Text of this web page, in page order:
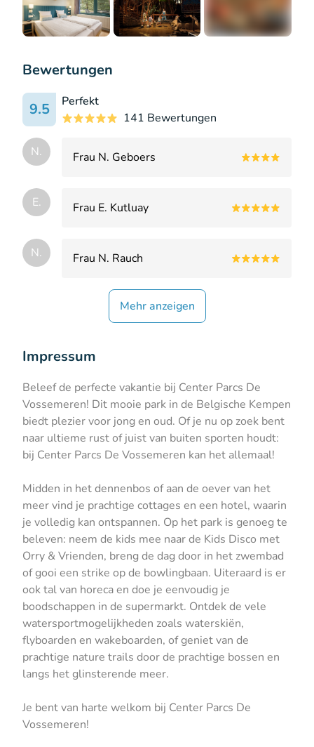
Bewertungen
9.5
Perfekt
141 Bewertungen
N. Frau N. Geboers
E. Frau E. Kutluay
N. Frau N. Rauch
Mehr anzeigen
Impressum
Beleef de perfecte vakantie bij Center Parcs De
Vossemeren! Dit mooie park in de Belgische Kempen
biedt plezier voor jong en oud. Of je nu op zoek bent
naar ultieme rust of juist van buiten sporten houdt:
bij Center Parcs De Vossemeren kan het allemaal!
Midden in het dennenbos of aan de oever van het
meer vind je prachtige cottages en een hotel, waarin
je volledig kan ontspannen. Op het park is genoeg te
beleven: neem de kids mee naar de Kids Disco met
Orry & Vrienden, breng de dag door in het zwembad
of gooi een strike op de bowlingbaan. Uiteraard is er
ook tal van horeca en doe je eenvoudig je
boodschappen in de supermarkt. Ontdek de vele
watersportmogelijkheden zoals waterskiën,
flyboarden en wakeboarden, of geniet van de
prachtige nature trails door de prachtige bossen en
langs het glinsterende meer.
Je bent van harte welkom bij Center Parcs De
Vossemeren!